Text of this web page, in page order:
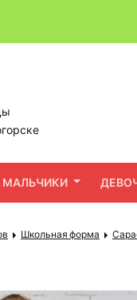
МАЛЬЧИКИ
Школьная форма